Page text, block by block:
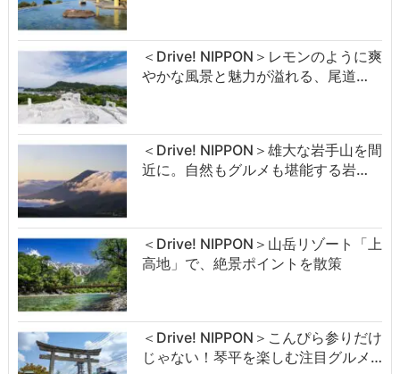
＜Drive! NIPPON＞レモンのように爽
やかな風景と魅力が溢れる、尾道…
＜Drive! NIPPON＞雄大な岩手山を間
近に。自然もグルメも堪能する岩…
＜Drive! NIPPON＞山岳リゾート「上
高地」で、絶景ポイントを散策
＜Drive! NIPPON＞こんぴら参りだけ
じゃない！琴平を楽しむ注目グルメ…